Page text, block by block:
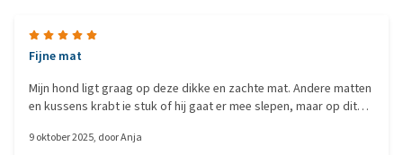
Fijne mat
Mijn hond ligt graag op deze dikke en zachte mat. Andere matten
en kussens krabt ie stuk of hij gaat er mee slepen, maar op dit
9 oktober 2025, doorAnja